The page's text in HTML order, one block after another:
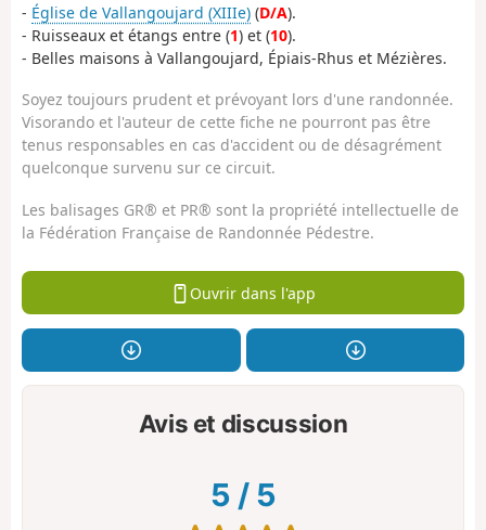
- Église de Vallangoujard (XIIIe) (D/A).
- Ruisseaux et étangs entre (1) et (10).
- Belles maisons à Vallangoujard, Épiais-Rhus et Mézières.
Soyez toujours prudent et prévoyant lors d'une randonnée.
Visorando et l'auteur de cette fiche ne pourront pas être
tenus responsables en cas d'accident ou de désagrément
quelconque survenu sur ce circuit.
Les balisages GR® et PR® sont la propriété intellectuelle de
la Fédération Française de Randonnée Pédestre.
Ouvrir dans l'app
Avis et discussion
5 / 5